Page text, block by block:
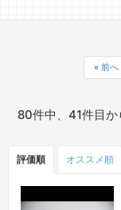
« 前へ
80件中、41件目か
評価順 オススメ順